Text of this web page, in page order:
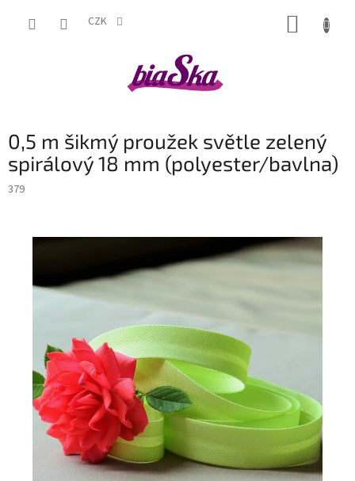
CZK
0,5 m šikmý proužek světle zelený
spirálový 18 mm (polyester/bavlna)
379